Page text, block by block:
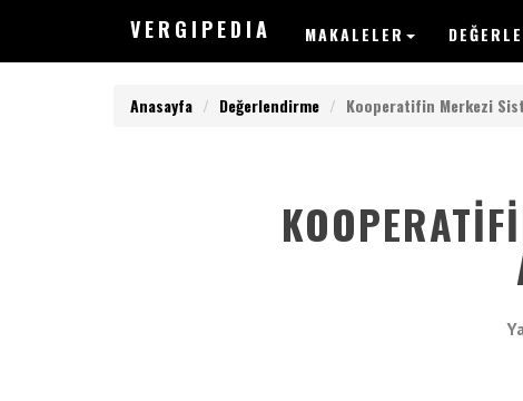
VERGIPEDIA MAKALELER
Anasayfa Değerlendirme Kooperatifin Merkezi